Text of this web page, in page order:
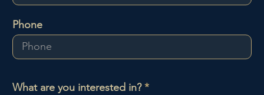
Phone
What are you interested in?*P